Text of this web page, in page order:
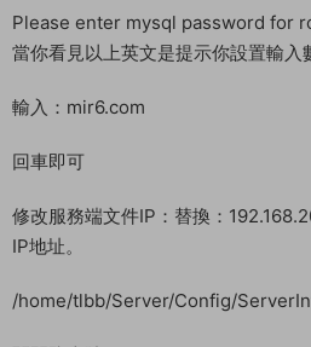
啓動服務端
cd /home/tlbb
./run.sh
停止服務器
cd /home/tlbb
./stop.sh
到這裏服務端就完成了